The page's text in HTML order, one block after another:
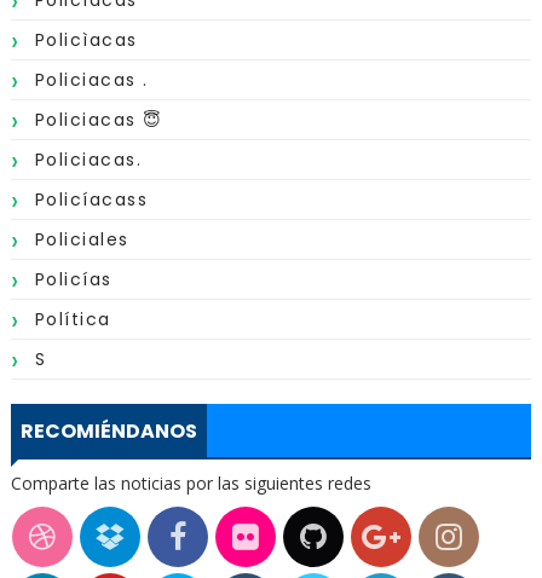
Policìacas
Policiacas .
Policiacas 😇
Policiacas.
Policíacass
Policiales
Policías
Política
S
RECOMIÉNDANOS
Comparte las noticias por las siguientes redes